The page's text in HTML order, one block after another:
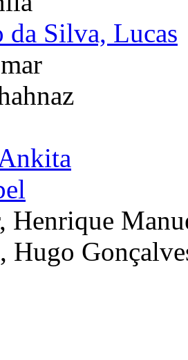
da Silva, Lucas
Henrique
Hugo